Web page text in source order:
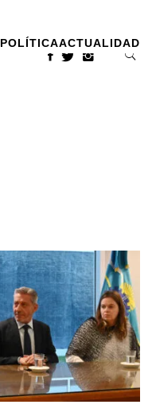
POLÍTICAACTUALIDAD